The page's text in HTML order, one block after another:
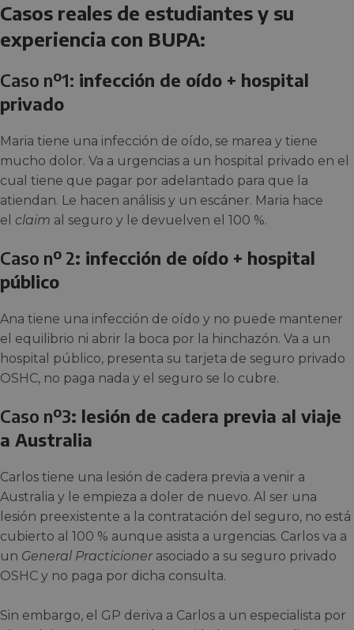
Casos reales de estudiantes y su
experiencia con BUPA:
Caso nº1: infección de oído + hospital
privado
Maria tiene una infección de oído, se marea y tiene
mucho dolor. Va a urgencias a un hospital privado en el
cual tiene que pagar por adelantado para que la
atiendan. Le hacen análisis y un escáner. Maria hace
el claim al seguro y le devuelven el 100 %.
Caso nº 2: infección de oído + hospital
público
Ana tiene una infección de oído y no puede mantener
el equilibrio ni abrir la boca por la hinchazón. Va a un
hospital público, presenta su tarjeta de seguro privado
OSHC, no paga nada y el seguro se lo cubre.
Caso nº3: lesión de cadera previa al viaje
a Australia
Carlos tiene una lesión de cadera previa a venir a
Australia y le empieza a doler de nuevo. Al ser una
lesión preexistente a la contratación del seguro, no está
cubierto al 100 % aunque asista a urgencias. Carlos va a
un General Practicionerasociado a su seguro privado
OSHC y no paga por dicha consulta.
Sin embargo, el GP deriva a Carlos a un especialista por